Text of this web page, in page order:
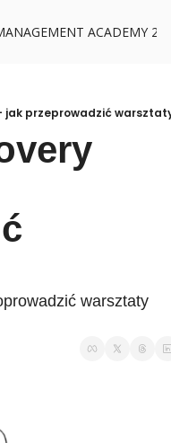
ACADEMY 26
jak przeprowadzić
warsztaty